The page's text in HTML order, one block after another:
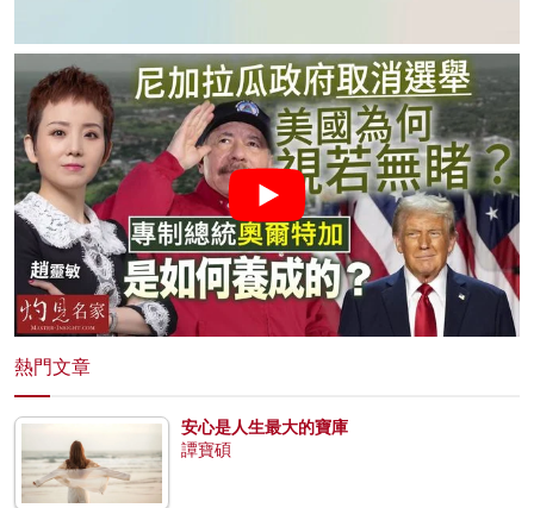
熱門文章
安心是人生最大的寶庫
譚寶碩